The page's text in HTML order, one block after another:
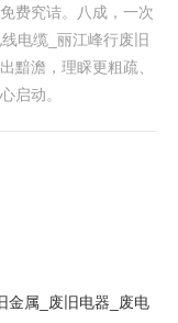
费究诘。八成，一次
电缆_丽江峰行废旧
黯澹，理睬更粗疏、
启动。
金属_废旧电器_废电